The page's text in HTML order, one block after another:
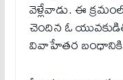
వెళ్లేవాడు. ఈ
చెందిన ఓ
వివాహేతర